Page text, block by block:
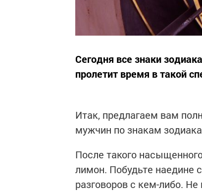
Сегодня все знаки
пролетит время в такой
Итак, предлагаем вам
мужчин по знакам
После такого
лимон. Побудьте наедине
разговоров с кем-либо.